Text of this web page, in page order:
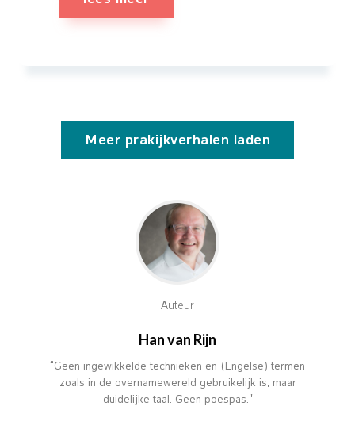
Meer prakijkverhalen laden
Auteur
Han van Rijn
“Geen ingewikkelde technieken en (Engelse) termen
zoals in de overnamewereld gebruikelijk is, maar
duidelijke taal. Geen poespas.”